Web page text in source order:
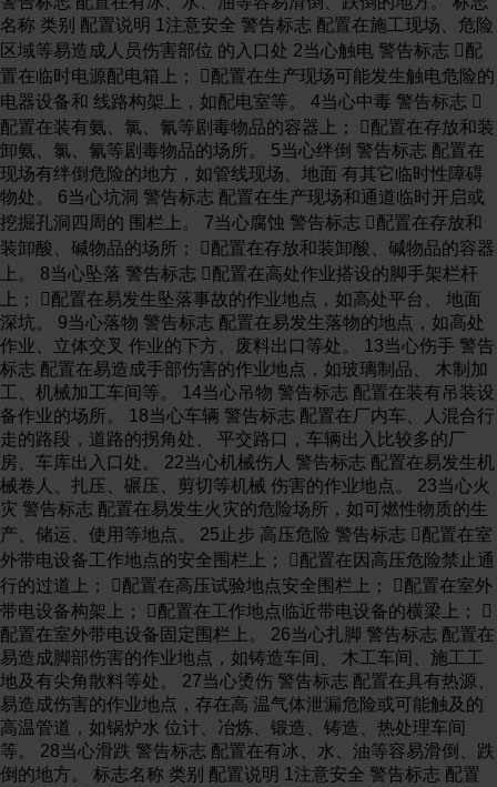
名称 类别 配置说明 1注意安全 警告标志 配置在施工现场、危险
区域等易造成人员伤害部位 的入口处 2当心触电 警告标志 配
置在临时电源配电箱上； 配置在生产现场可能发生触电危险的
电器设备和 线路构架上，如配电室等。 4当心中毒 警告标志 
配置在装有氨、氯、氰等剧毒物品的容器上； 配置在存放和装
卸氨、氯、氰等剧毒物品的场所。 5当心绊倒 警告标志 配置在
现场有绊倒危险的地方，如管线现场、地面 有其它临时性障碍
物处。 6当心坑洞 警告标志 配置在生产现场和通道临时开启或
挖掘孔洞四周的 围栏上。 7当心腐蚀 警告标志 配置在存放和
装卸酸、碱物品的场所； 配置在存放和装卸酸、碱物品的容器
上。 8当心坠落 警告标志 配置在高处作业搭设的脚手架栏杆
上； 配置在易发生坠落事故的作业地点，如高处平台、 地面
深坑。 9当心落物 警告标志 配置在易发生落物的地点，如高处
作业、立体交叉 作业的下方、废料出口等处。 13当心伤手 警告
标志 配置在易造成手部伤害的作业地点，如玻璃制品、 木制加
工、机械加工车间等。 14当心吊物 警告标志 配置在装有吊装设
备作业的场所。 18当心车辆 警告标志 配置在厂内车、人混合行
走的路段，道路的拐角处、 平交路口，车辆出入比较多的厂
房、车库出入口处。 22当心机械伤人 警告标志 配置在易发生机
械卷人、扎压、碾压、剪切等机械 伤害的作业地点。 23当心火
灾 警告标志 配置在易发生火灾的危险场所，如可燃性物质的生
产、储运、使用等地点。 25止步 高压危险 警告标志 配置在室
外带电设备工作地点的安全围栏上； 配置在因高压危险禁止通
行的过道上； 配置在高压试验地点安全围栏上； 配置在室外
带电设备构架上； 配置在工作地点临近带电设备的横梁上； 
配置在室外带电设备固定围栏上。 26当心扎脚 警告标志 配置在
易造成脚部伤害的作业地点，如铸造车间、 木工车间、施工工
地及有尖角散料等处。 27当心烫伤 警告标志 配置在具有热源、
易造成伤害的作业地点，存在高 温气体泄漏危险或可能触及的
高温管道，如锅炉水 位计、冶炼、锻造、铸造、热处理车间
等。 28当心滑跌 警告标志 配置在有冰、水、油等容易滑倒、跌
倒的地方。 标志名称 类别 配置说明 1注意安全 警告标志 配置